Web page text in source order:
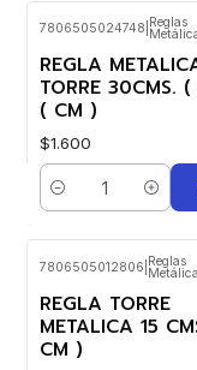
7806505024748 Reglas
REGLA
TORRE 30CMS.
( CM )
$1.600
Cantidad
7806505012806 Reglas
REGLA TORRE
METALICA 15
CM )